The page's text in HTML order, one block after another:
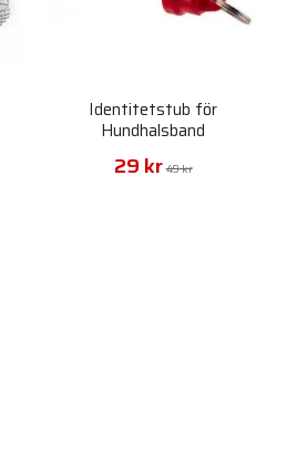
Identitetstub för
Hundhalsband
29 kr 49 kr